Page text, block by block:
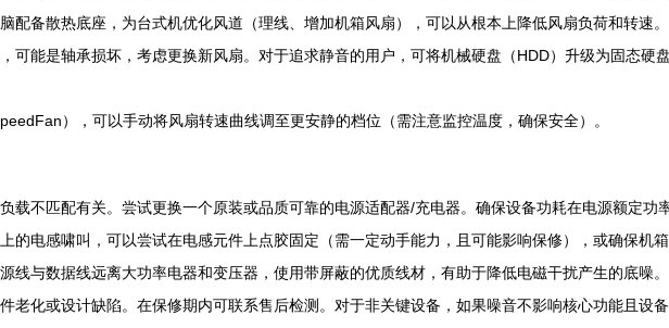
配备散热底座，为台式机优化风道（理线、增加机箱风扇），可以从根本上降低风扇负荷和转速。
可能是轴承损坏，考虑更换新风扇。对于追求静音的用户，可将机械硬盘（HDD）升级为固态硬
），可以手动将风扇转速曲线调至更安静的档位（需注意监控温度，确保安全）。
载不匹配有关。尝试更换一个原装或品质可靠的电源适配器/充电器。确保设备功耗在电源额定功
的电感啸叫，可以尝试在电感元件上点胶固定（需一定动手能力，且可能影响保修），或确保机
线与数据线远离大功率电器和变压器，使用带屏蔽的优质线材，有助于降低电磁干扰产生的底噪。
老化或设计缺陷。在保修期内可联系售后检测。对于非关键设备，如果噪音不影响核心功能且设